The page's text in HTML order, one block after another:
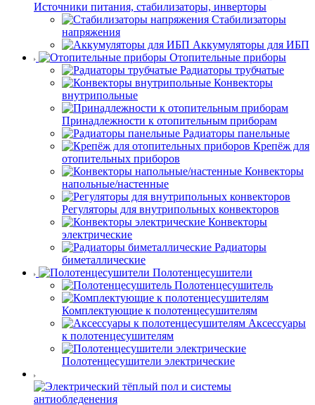
Источники питания, стабилизаторы, инверторы
Стабилизаторы
напряжения
Аккумуляторы для ИБП
Отопительные приборы
Радиаторы трубчатые
Конвекторы
внутрипольные
Принадлежности к отопительным приборам
Радиаторы панельные
Крепёж для
отопительных приборов
Конвекторы
напольные/настенные
Регуляторы для внутрипольных конвекторов
Конвекторы
электрические
Радиаторы
биметаллические
Полотенцесушители
Полотенцесушитель
Комплектующие к полотенцесушителям
Аксессуары
к полотенцесушителям
Полотенцесушители электрические